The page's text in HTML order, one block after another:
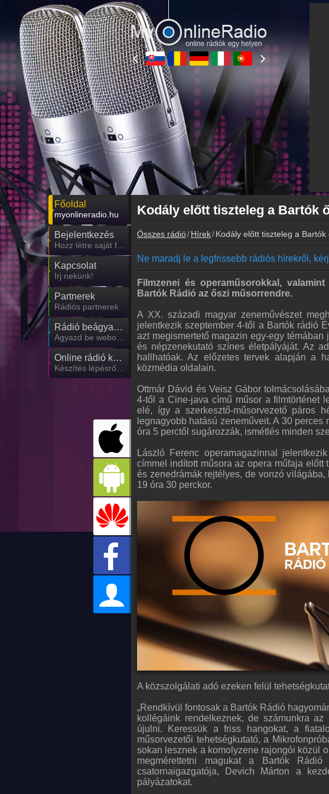
Főoldal
myonlineradio.hu
Bejelentkezés
Hozz létre saját fiókot!
Kapcsolat
Írj nekünk!
Partnerek
Rádiós partnerek
Rádió beágyazás
Ágyazd be weboldaladba
Online rádió készítés
Készítés lépésről lépésre
Kodály előtt tiszteleg a Bartók
Összes rádió Hírek Kodály előtt tiszteleg a
Ne maradj le a legfrissebb rádiós hírekről,
Filmzenei és operaműsorokkal,
Bartók Rádió az őszi műsorrendre.
A XX. századi magyar zeneművészet
jelentkezik szeptember 4-től a Bartók rádió
azt megismertető magazin egy-egy
és népzenekutató színes életpályáját. Az
hallhatóak. Az előzetes tervek alapján a
közmédia oldalain.
Ottmár Dávid és Veisz Gábor
4-től a Cine-java című műsor a filmtörténet
elé, így a szerkesztő-műsorvezető páros
legnagyobb hatású zeneműveit. A 30
óra 5 perctől sugározzák, ismétlés minden
László Ferenc operamagazinnal
címmel indított műsora az opera műfaja
és zenedrámák rejtélyes, de vonzó
19 óra 30 perckor.
A közszolgálati adó ezeken felül
„Rendkívül fontosak a Bartók Rádió
kollégáink rendelkeznek, de számunkra
újulni. Keressük a friss hangokat, a
műsorvezetői tehetségkutató, a
sokan lesznek a komolyzene rajongói közül
megmérettetni magukat a Bartók
csatornaigazgatója, Devich Márton a
pályázatokat.